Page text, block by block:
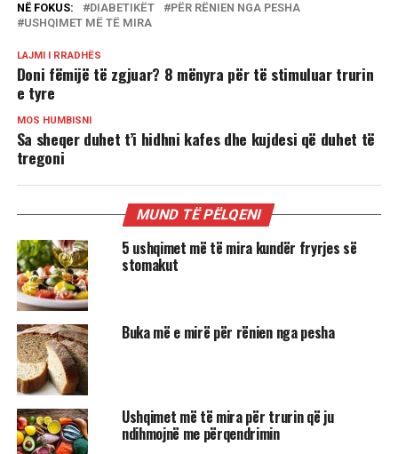
NË FOKUS: DIABETIKËT
PËR RËNIEN NGA PESHA
USHQIMET MË TË MIRA
LAJMI I RRADHËS
Doni fëmijë të zgjuar? 8 mënyra për të stimuluar trurin
e tyre
MOS HUMBISNI
Sa sheqer duhet t’i hidhni kafes dhe kujdesi që duhet të
tregoni
MUND TË PËLQENI
5 ushqimet më të mira kundër fryrjes së
stomakut
Buka më e mirë për rënien nga pesha
Ushqimet më të mira për trurin që ju
ndihmojnë me përqendrimin